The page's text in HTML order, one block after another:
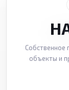
Собственное
объекты и